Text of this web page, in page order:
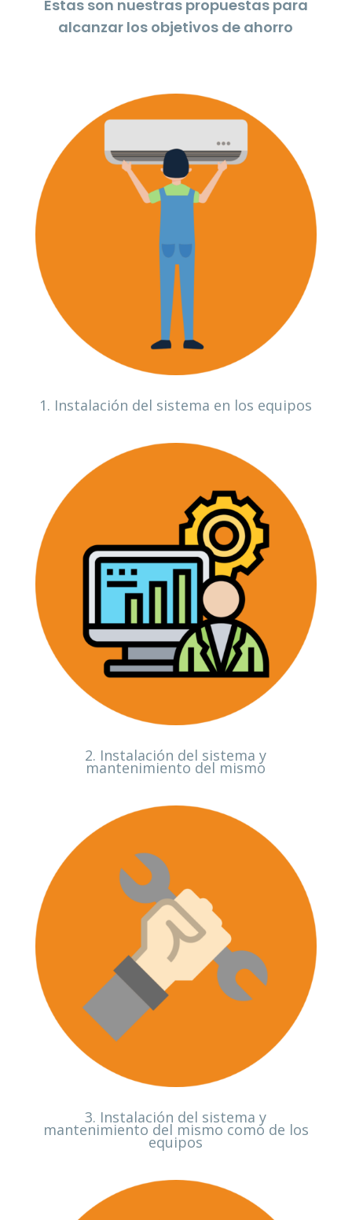
Estas son nuestras propuestas para
alcanzar los objetivos de ahorro
1. Instalación del sistema en los equipos
2. Instalación del sistema y
mantenimiento del mismo
3. Instalación del sistema y
mantenimiento del mismo como de los
equipos